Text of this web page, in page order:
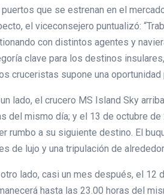
que se estrenan en el
el viceconsejero puntualizó:
con distintos agentes y
clave para los destinos
cruceristas supone una
lado, el crucero MS Island Sky
del mismo día; y el 13 de octubre
rumbo a su siguiente destino. El
de lujo y una tripulación de
lado, casi un mes después, el 12
hasta las 23.00 horas del